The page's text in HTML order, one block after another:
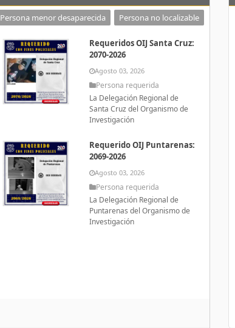
Persona menor desaparecida Persona no localizable
Requeridos OIJ Santa Cruz:
2070-2026
Agosto 03, 2026
Persona requerida
La Delegación Regional de
Santa Cruz del Organismo de
Investigación
Requerido OIJ Puntarenas:
2069-2026
Agosto 03, 2026
Persona requerida
La Delegación Regional de
Puntarenas del Organismo de
Investigación